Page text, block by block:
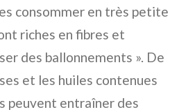
consommer en très petite
riches en fibres et
des ballonnements ». De
et les huiles contenues
peuvent entraîner des